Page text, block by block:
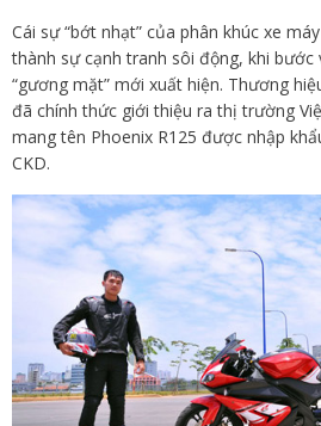
Cái sự “bớt nhạt” của phân khúc xe
thành sự cạnh tranh sôi động, khi
“gương mặt” mới xuất hiện. Thương
đã chính thức giới thiệu ra thị trường
mang tên Phoenix R125 được nhập
CKD.